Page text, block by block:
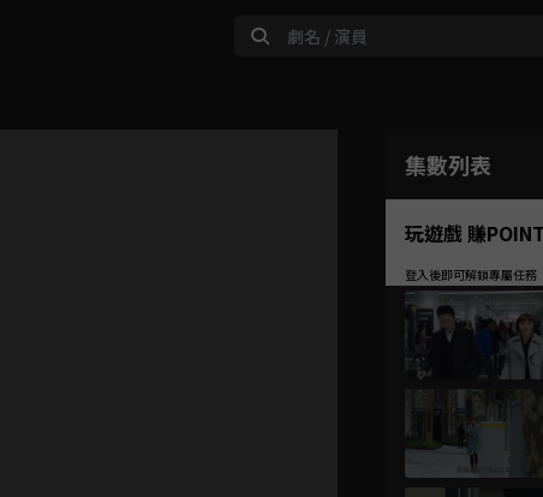
集數列表
玩遊戲 賺